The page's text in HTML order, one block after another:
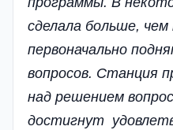
сделала больше, чем
первоначально
вопросов. Станция
над решением
достигнут